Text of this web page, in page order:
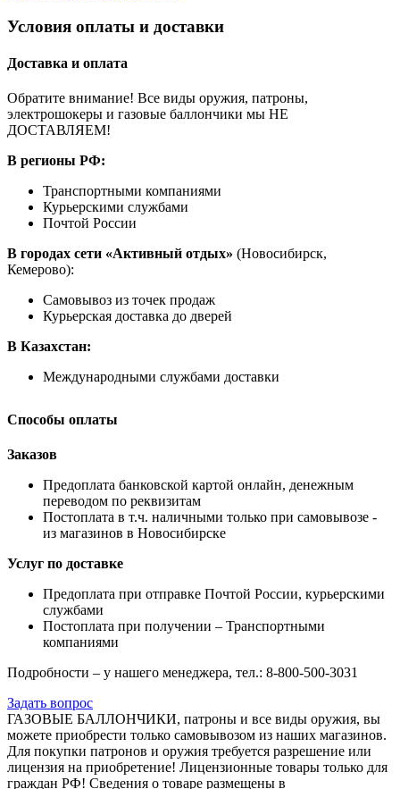
Условия оплаты и доставки
Доставка и оплата
Обратите внимание! Все виды оружия, патроны,
электрошокеры и газовые баллончики мы НЕ
ДОСТАВЛЯЕМ!
В регионы РФ:
Транспортными компаниями
Курьерскими службами
Почтой России
В городах сети «Активный отдых» (Новосибирск,
Кемерово):
Самовывоз из точек продаж
Курьерская доставка до дверей
В Казахстан:
Международными службами доставки
Способы оплаты
Заказов
Предоплата банковской картой онлайн, денежным
переводом по реквизитам
Постоплата в т.ч. наличными только при самовывозе -
из магазинов в Новосибирске
Услуг по доставке
Предоплата при отправке Почтой России, курьерскими
службами
Постоплата при получении – Транспортными
компаниями
Подробности – у нашего менеджера, тел.: 8-800-500-3031
Задать вопрос
ГАЗОВЫЕ БАЛЛОНЧИКИ, патроны и все виды оружия, вы
можете приобрести только самовывозом из наших магазинов.
Для покупки патронов и оружия требуется разрешение или
лицензия на приобретение! Лицензионные товары только для
граждан РФ! Сведения о товаре размещены в